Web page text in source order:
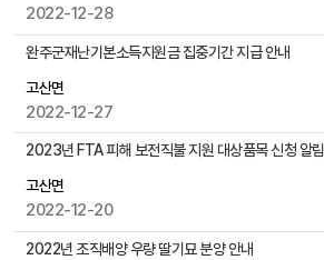
성
부
일
2022-12-28
완주군재난기본소득지원금 집중기간 지급 안내
고산면
2022-12-27
2023년 FTA 피해 보전직불 지원 대상품목 신청 알림
고산면
2022-12-20
2022년 조직배양 우량 딸기묘 분양 안내